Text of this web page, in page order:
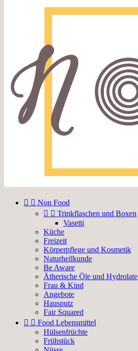
  Non Food
  Trinkflaschen und Boxen
Vasetti
Küche
Freizeit
Körperpflege und Kosmetik
Naturheilkunde
Be Aware
Ätherische Öle und Hydrolate
Frau & Kind
Angebote
Hausputz
Fair Squared
  Food Lebensmittel
Hülsenfrüchte
Frühstück